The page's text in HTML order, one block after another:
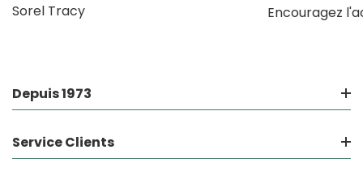
Sorel Tracy
Encouragez
Depuis 1973
Service Clients